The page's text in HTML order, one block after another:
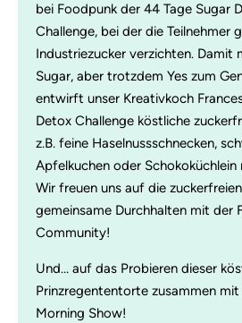
bei Foodpunk der 44 Tage Sugar
Challenge, bei der die Teilnehmer
Industriezucker verzichten. Damit
Sugar, aber trotzdem Yes zum
entwirft unser Kreativkoch
Detox Challenge köstliche
z.B. feine Haselnussschnecken,
Apfelkuchen oder Schokoküchlein
Wir freuen uns auf die
gemeinsame Durchhalten mit der
Community!
Und… auf das Probieren dieser
Prinzregententorte zusammen mit
Morning Show!